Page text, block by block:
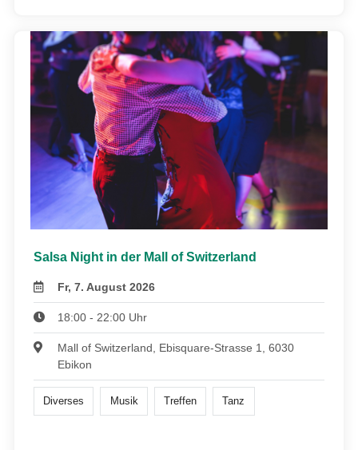
Salsa Night in der Mall of Switzerland
Fr, 7. August 2026
18:00 - 22:00 Uhr
Mall of Switzerland, Ebisquare-Strasse 1, 6030
Ebikon
Diverses Musik Treffen Tanz